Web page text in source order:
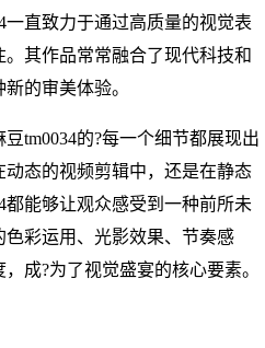
一直致力于通过高质量的视觉表
其作品常常融合了现代科技和
的审美体验。
tm0034的?每一个细节都展现出
态的视频剪辑中，还是在静态
都能够让观众感受到一种前所未
彩运用、光影效果、节奏感
成?为了视觉盛宴的核心要素。